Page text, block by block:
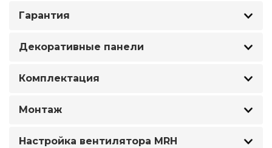
Гарантия
Декоративные панели
Комплектация
Монтаж
Настройка вентилятора MRH